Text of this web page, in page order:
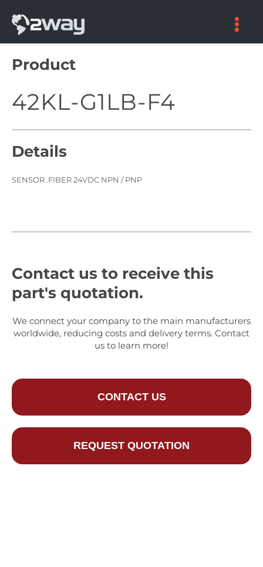
content
Product
42KL-G1LB-F4
Details
SENSOR .FIBER 24VDC NPN / PNP
Contact us to receive this
part's quotation.
We connect your company to the main manufacturers
worldwide, reducing costs and delivery terms. Contact
us to learn more!
CONTACT US
REQUEST QUOTATION